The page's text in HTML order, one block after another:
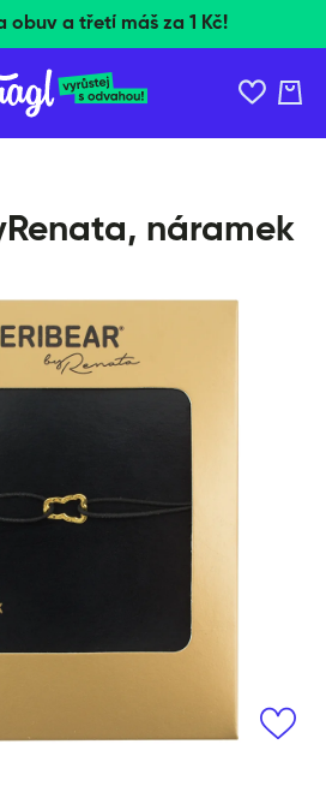
Kč doručíme zdarma!
Košík
náramek